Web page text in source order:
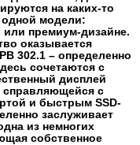
на каких-то
одной модели:
или премиум-дизайне.
оказывается
302.1 – определенно
сочетаются с
дисплей
с
и быстрым SSD-
заслуживает
из немногих
собственное